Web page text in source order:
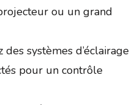
ou un grand
systèmes d’éclairage
pour un contrôle